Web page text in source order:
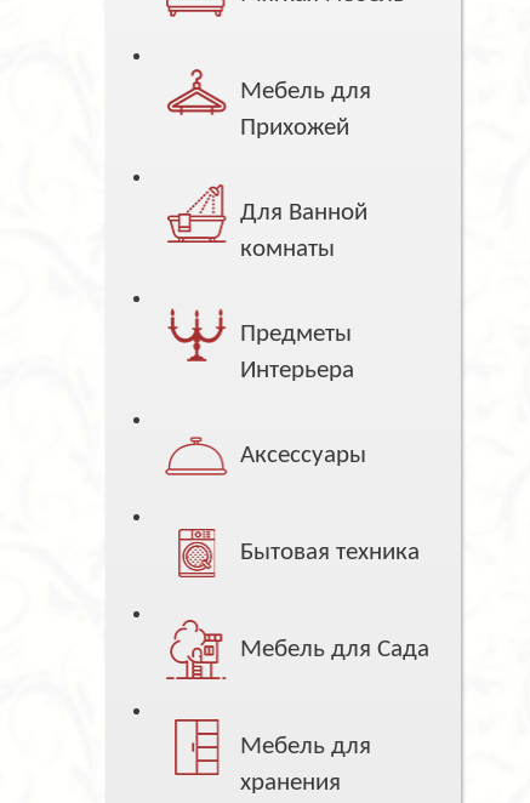
Мебель для
Прихожей
Для Ванной
комнаты
Предметы
Интерьера
Аксессуары
Бытовая техника
Мебель для Сада
Мебель для
хранения